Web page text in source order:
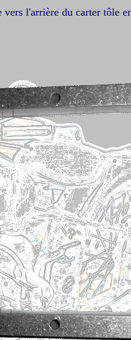
l'arrière du carter tôle